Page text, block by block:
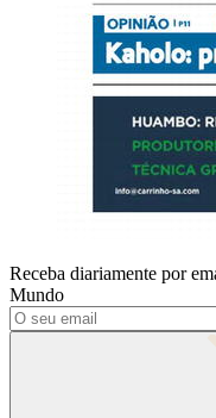
Receba diariamente por
Mundo